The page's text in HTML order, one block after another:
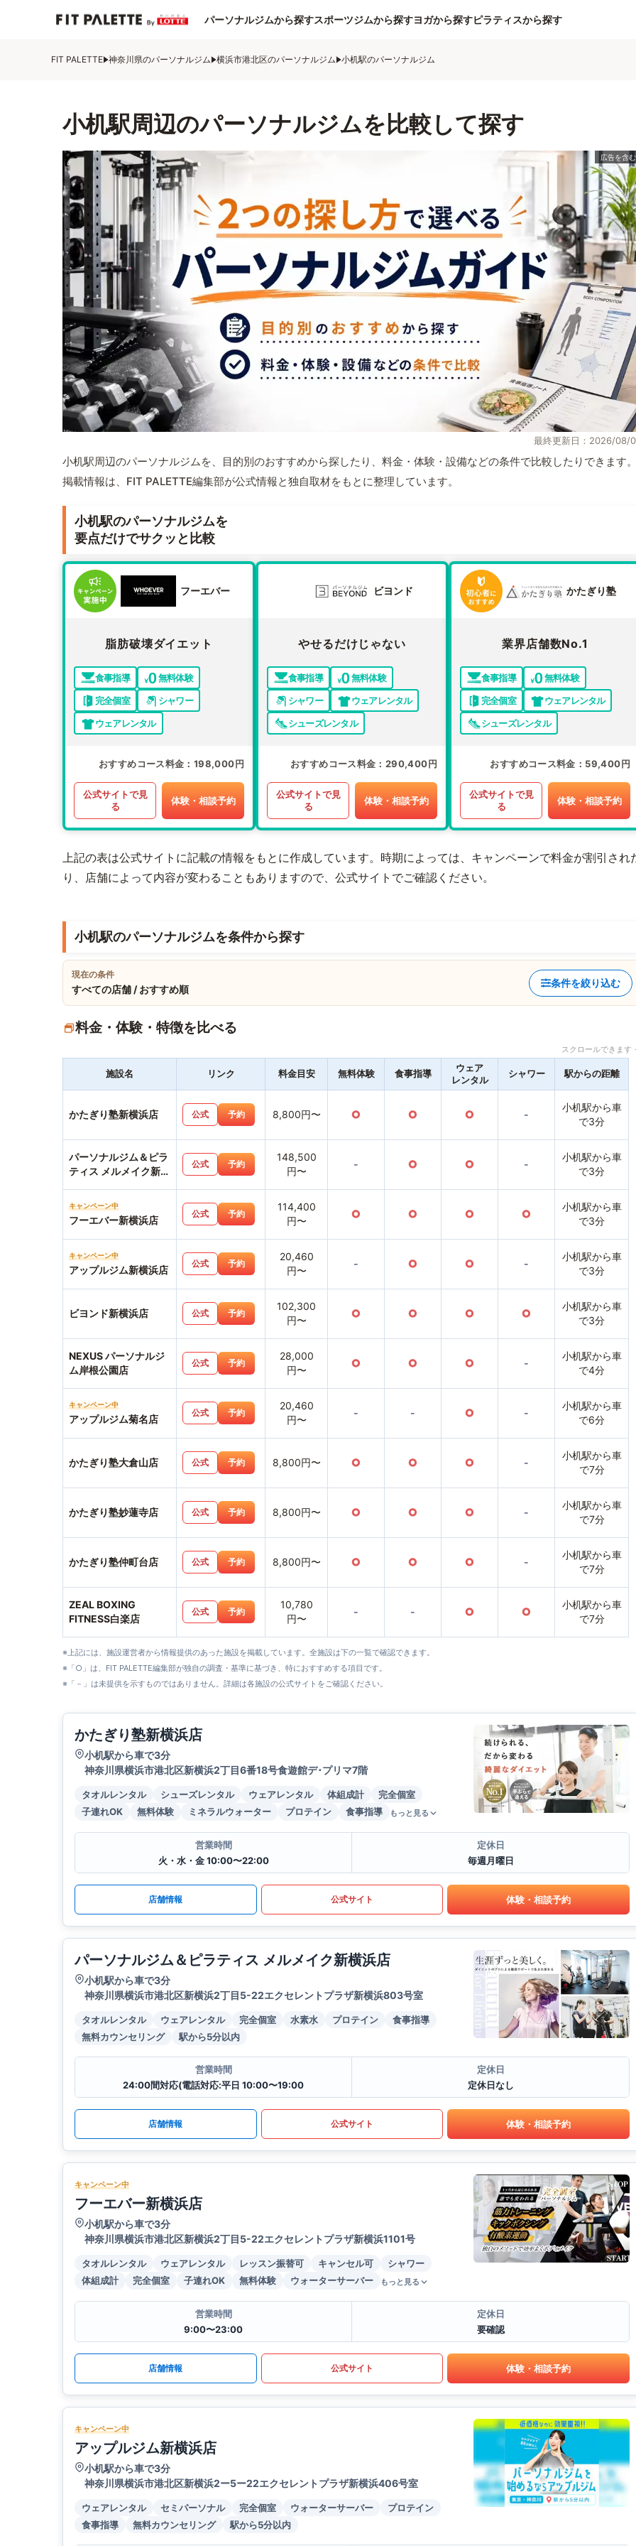
パーソナルジムから探すスポーツジムから探すヨガから探すピラティスから探す
FIT PALETTE 神奈川県のパーソナルジム 横浜市港北区のパーソナルジム 小机駅のパーソナルジム
小机駅周辺のパーソナルジムを比較して探す
最終更新日：2026/08/
小机駅周辺のパーソナルジムを、目的別のおすすめから探したり、料金・体験・設備などの条件で比較したりできます
掲載情報は、FIT PALETTE編集部が公式情報と独自取材をもとに整理しています。
小机駅のパーソナルジムを
要点だけでサクッと比較
フーエバー
脂肪破壊ダイエット
食事指導
無料体験
完全個室
シャワー
ウェアレンタル
おすすめコース料金 198,000円
公式サイトで見
る
体験・相談予約
ビヨンド
やせるだけじゃない
食事指導
無料体験
シャワー
ウェアレンタル
シューズレンタル
おすすめコース料金 290,400円
公式サイトで見
る
体験・相談予約
かたぎり塾
業界店舗数No.1
食事指導
無料体験
完全個室
ウェアレンタル
シューズレンタル
おすすめコース料金 59,400円
公式サイトで見
る
体験・相談予約
上記の表は公式サイトに記載の情報をもとに作成しています。時期によっては、キャンペーンで料金が割引され
り、店舗によって内容が変わることもありますので、公式サイトでご確認ください。
小机駅のパーソナルジムを条件から探す
現在の条件
すべての店舗 / おすすめ順
条件を絞り込む
料金・体験・特徴を比べる
スクロールできま
施設名 リンク 料金目安 無料体験 食事指導
ウェア
レンタル
シャワー 駅からの距離
かたぎり塾新横浜店 公式 予約 8,800円〜 ○ ○ ○ -
小机駅から車
で3分
パーソナルジム＆ピラ
ティス メルメイク新横
公式 予約
148,500
円〜
- ○ ○ -
小机駅から車
で3分
キャンペーン中
フーエバー新横浜店
公式 予約
114,400
円〜
○ ○ ○ ○
小机駅から車
で3分
キャンペーン中
アップルジム新横浜店
公式 予約
20,460
円〜
- ○ ○ -
小机駅から車
で3分
ビヨンド新横浜店 公式 予約
102,300
円〜
○ ○ ○ ○
小机駅から車
で3分
NEXUS パーソナルジ
ム岸根公園店
公式 予約
28,000
円〜
○ ○ ○ -
小机駅から車
で4分
キャンペーン中
アップルジム菊名店
公式 予約
20,460
円〜
- - ○ -
小机駅から車
で6分
かたぎり塾大倉山店 公式 予約 8,800円〜 ○ ○ ○ -
小机駅から車
で7分
かたぎり塾妙蓮寺店 公式 予約 8,800円〜 ○ ○ ○ -
小机駅から車
で7分
かたぎり塾仲町台店 公式 予約 8,800円〜 ○ ○ ○ -
小机駅から車
で7分
ZEAL BOXING
FITNESS白楽店
公式 予約
10,780
円〜
- - ○ ○
小机駅から車
で7分
※上記には、施設運営者から情報提供のあった施設を掲載しています。全施設は下の一覧で確認できます。
※「○」は、FIT PALETTE編集部が独自の調査・基準に基づき、特におすすめする項目です。
※「－」は未提供を示すものではありません。詳細は各施設の公式サイトをご確認ください。
かたぎり塾新横浜店
小机駅から車で3分
神奈川県横浜市港北区新横浜2丁目6番18号食遊館デ･プリマ7階
タオルレンタル シューズレンタル ウェアレンタル 体組成計
完全個室
子連れOK
無料体験 ミネラルウォーター プロテイン 食事指導 もっと見る
営業時間
火・水・金 10:00〜22:00
定休日
毎週月曜日
店舗情報 公式サイト 体験・相談予約
パーソナルジム＆ピラティス メルメイク新横浜店
小机駅から車で3分
神奈川県横浜市港北区新横浜2丁目5-22エクセレントプラザ新横浜803号室
タオルレンタル ウェアレンタル 完全個室 水素水 プロテイン
食事指導
無料カウンセリング
駅から5分以内
営業時間
24:00間対応(電話対応:平日 10:00〜19:00
定休日
定休日なし
店舗情報 公式サイト 体験・相談予約
キャンペーン中
フーエバー新横浜店
小机駅から車で3分
神奈川県横浜市港北区新横浜2丁目5-22エクセレントプラザ新横浜1101号
タオルレンタル ウェアレンタル レッスン振替可 キャンセル可
シャワー
体組成計
完全個室 子連れOK 無料体験 ウォーターサーバー もっと見る
営業時間
9:00〜23:00
定休日
要確認
店舗情報 公式サイト 体験・相談予約
キャンペーン中
アップルジム新横浜店
小机駅から車で3分
神奈川県横浜市港北区新横浜2ー5ー22エクセレントプラザ新横浜406号室
ウェアレンタル セミパーソナル 完全個室 ウォーターサーバー
プロテイン
食事指導
無料カウンセリング 駅から5分以内